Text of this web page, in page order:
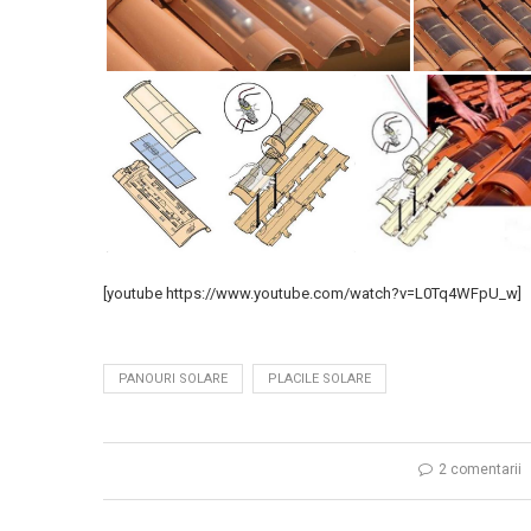
[youtube https://www.youtube.com/watch?v=L0Tq4WFpU_w]
PANOURI SOLARE PLACILE SOLARE
2 comentarii